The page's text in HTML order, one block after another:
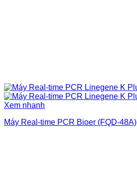
Xem nhanh
Máy Real-time PCR Bioer (FQD-48A)